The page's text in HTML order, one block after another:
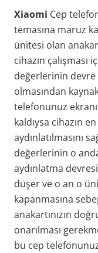
Xiaomi Cep
temasına maruz
ünitesi olan
cihazın
değerlerinin
olmasından
telefonunuz ekranı
kaldıysa cihazın
aydınlatılmasını
değerlerinin o
aydınlatma
düşer ve o an o
kapanmasına
anakartınızın
onarılması
bu cep